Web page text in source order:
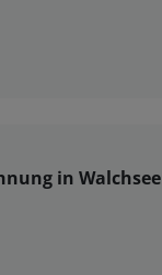
in Walchsee